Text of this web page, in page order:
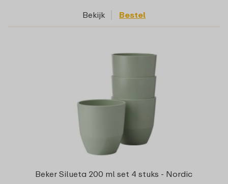
Bekijk Bestel
Beker Silueta 200 ml set 4 stuks - Nordic